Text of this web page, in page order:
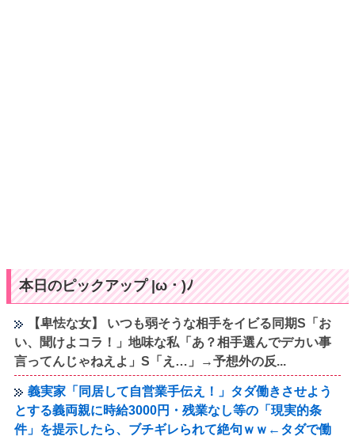
本日のピックアップ |ω・)ﾉ
【卑怯な女】 いつも弱そうな相手をイビる同期S「お
い、聞けよコラ！」地味な私「あ？相手選んでデカい事
言ってんじゃねえよ」S「え…」→予想外の反...
義実家「同居して自営業手伝え！」タダ働きさせよう
とする義両親に時給3000円・残業なし等の「現実的条
件」を提示したら、ブチギレられて絶句ｗｗ←タダで働